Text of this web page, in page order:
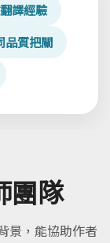
譯經驗
品質把關
團隊
景，能協助作者